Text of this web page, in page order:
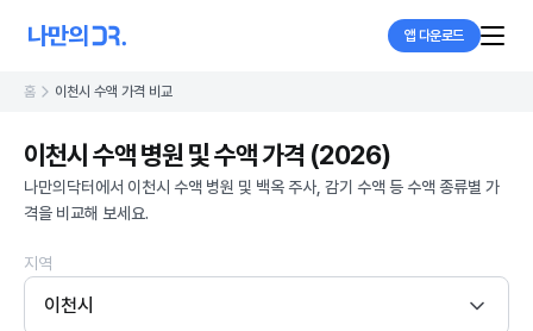
앱 다운로드
홈 이천시 수액 가격 비교
이천시 수액 병원 및 수액 가격 (2026)
나만의닥터에서 이천시 수액 병원 및 백옥 주사, 감기 수액 등 수액 종류별 가
격을 비교해 보세요.
지역
이천시